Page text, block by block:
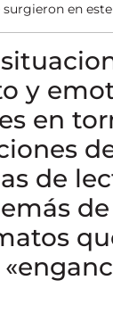
en
y
en
de